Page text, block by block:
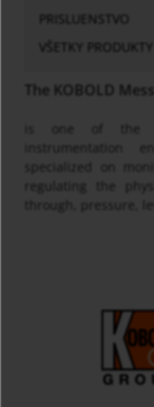
PRISLUENSTVO
VŠETKY PRODUKTY
The KOBOLD
is one of the
instrumentation
specialized on
regulating the
through, pressure,